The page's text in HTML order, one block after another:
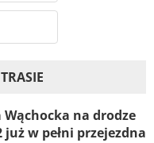
na drodze
w pełni przejezdna